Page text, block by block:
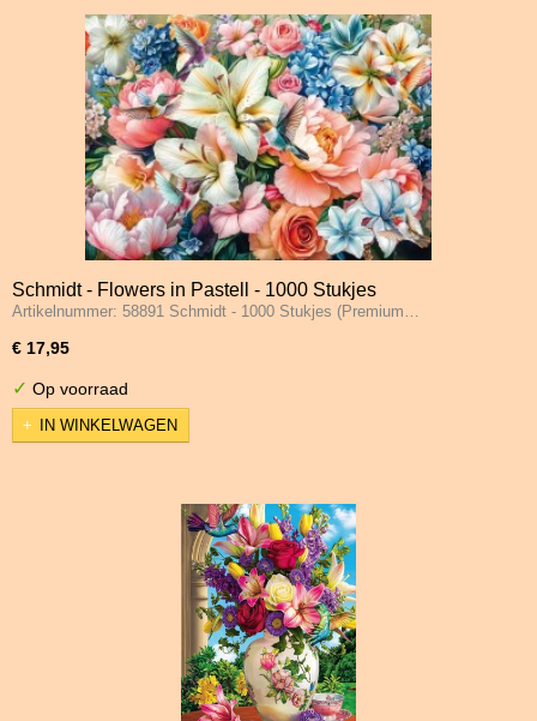
Schmidt - Flowers in Pastell - 1000 Stukjes
Artikelnummer: 58891 Schmidt - 1000 Stukjes (Premium…
€ 17,95
✓ Op voorraad
IN WINKELWAGEN